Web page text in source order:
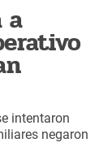
a
intentaron
negaron